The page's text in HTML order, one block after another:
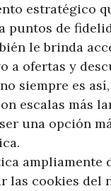
estratégico
puntos de
le brinda
a ofertas y
siempre es
escalas más
una opción
ampliamente
las cookies del